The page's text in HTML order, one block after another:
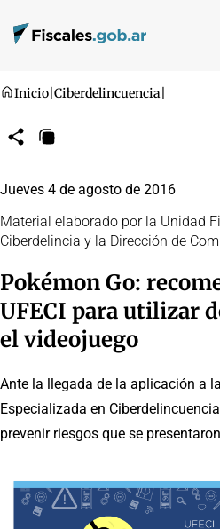
Inicio Ciberdelincuencia
CompartirCopiar
Jueves 4 de agosto de 2016
Material elaborado por la Unidad
Ciberdelincia y la Dirección de
Pokémon Go:
UFECI para utilizar
el videojuego
Ante la llegada de la aplicación a
Especializada en
prevenir riesgos que se